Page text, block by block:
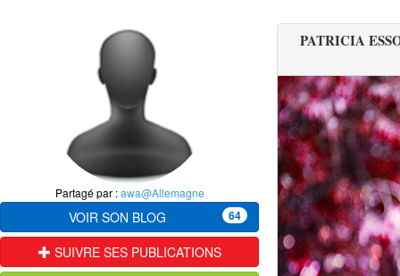
PATRICIA
Partagé par :awa@Allemagne
VOIR SON BLOG 64
SUIVRE SES PUBLICATIONS